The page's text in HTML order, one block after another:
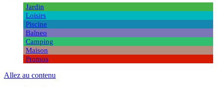
Jardin
Loisirs
Piscine
Balneo
Camping
Maison
Promos
Allez au contenu